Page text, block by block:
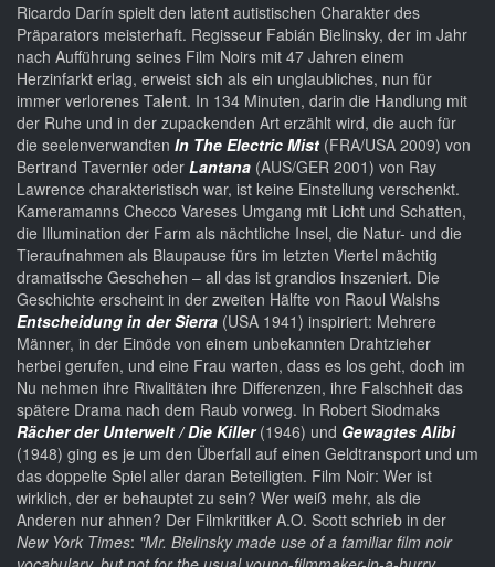
Ricardo Darín spielt den latent autistischen Charakter des
Präparators meisterhaft. Regisseur Fabián Bielinsky, der im Jahr
nach Aufführung seines Film Noirs mit 47 Jahren einem
Herzinfarkt erlag, erweist sich als ein unglaubliches, nun für
immer verlorenes Talent. In 134 Minuten, darin die Handlung mit
der Ruhe und in der zupackenden Art erzählt wird, die auch für
die seelenverwandten In The Electric Mist (FRA/USA 2009) von
Bertrand Tavernier oder Lantana (AUS/GER 2001) von Ray
Lawrence charakteristisch war, ist keine Einstellung verschenkt.
Kameramanns Checco Vareses Umgang mit Licht und Schatten,
die Illumination der Farm als nächtliche Insel, die Natur- und die
Tieraufnahmen als Blaupause fürs im letzten Viertel mächtig
dramatische Geschehen – all das ist grandios inszeniert. Die
Geschichte erscheint in der zweiten Hälfte von Raoul Walshs
Entscheidung in der Sierra (USA 1941) inspiriert: Mehrere
Männer, in der Einöde von einem unbekannten Drahtzieher
herbei gerufen, und eine Frau warten, dass es los geht, doch im
Nu nehmen ihre Rivalitäten ihre Differenzen, ihre Falschheit das
spätere Drama nach dem Raub vorweg. In Robert Siodmaks
Rächer der Unterwelt / Die Killer(1946) und Gewagtes Alibi
(1948) ging es je um den Überfall auf einen Geldtransport und um
das doppelte Spiel aller daran Beteiligten. Film Noir: Wer ist
wirklich, der er behauptet zu sein? Wer weiß mehr, als die
Anderen nur ahnen? Der Filmkritiker A.O. Scott schrieb in der
New York Times: "Mr. Bielinsky made use of a familiar film noir